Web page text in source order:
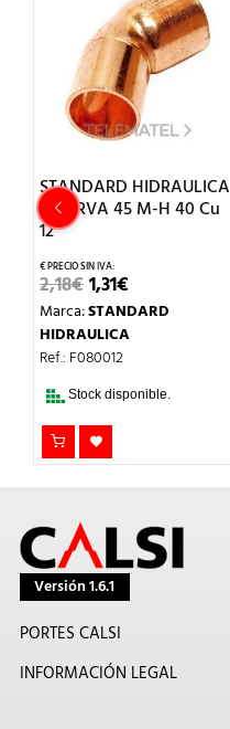
STANDARD HIDRAULICA
– CURVA 45 M-H 40 Cu
12
2,18€EL
PRECIO
ORIGINAL
ERA:
2,18€.
1,31€PRECIO
ACTUAL
ES:
Marca:STANDARD
HIDRAULICA
Ref.: F080012
Stock disponible.
Versión 1.6.1
PORTES CALSI
INFORMACIÓN LEGAL